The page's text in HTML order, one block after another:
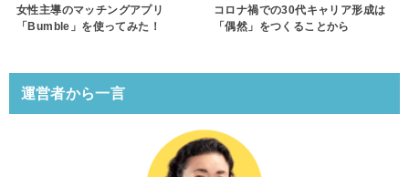
女性主導のマッチングアプリ
「Bumble」を使ってみた！
コロナ禍での30代キャリア形成は
「偶然」をつくることから
運営者から一言